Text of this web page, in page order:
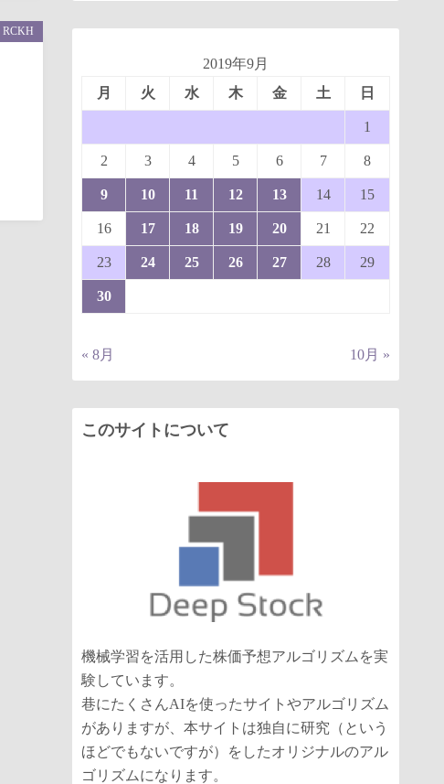
RCKH
2019年9月
月
火 水 木 金 土 日
1
2 3 4 5 6 7 8
9 10 11 12 13 14 15
16 17 18 19 20 21 22
23 24 25 26 27 28 29
30
« 8月 10月 »
このサイトについて
機械学習を活用した株価予想アルゴリズムを実
験しています。
巷にたくさんAIを使ったサイトやアルゴリズム
がありますが、本サイトは独自に研究（という
ほどでもないですが）をしたオリジナルのアル
ゴリズムになります。